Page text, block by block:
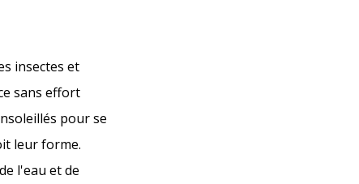
insectes et
sans effort
pour se
leur forme.
l'eau et de